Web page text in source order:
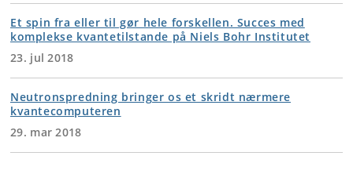
Et spin fra eller til gør hele forskellen. Succes med
komplekse kvantetilstande på Niels Bohr Institutet
23. jul 2018
Neutronspredning bringer os et skridt nærmere
kvantecomputeren
29. mar 2018